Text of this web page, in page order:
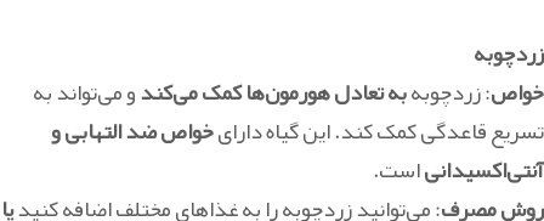
زردچوبه
خواص: زردچوبهبه تعادل هورمون‌ها کمک می‌کندو می‌تواند به
تسریع قاعدگی کمک کند. این گیاه دارایخواص ضد التهابی و
آنتی‌اکسیدانیاست.
روش مصرف: می‌توانید زردچوبه را به غذاهای مختلف اضافه کنیدیا